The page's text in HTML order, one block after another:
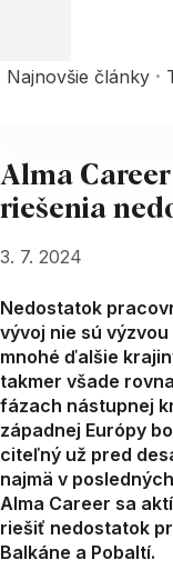
Najnovšie články
Alma
riešenia
3. 7. 2024
Nedostatok
vývoj nie sú
mnohé ďalšie
takmer všade
fázach nástupnej
západnej Európy
citeľný už pred
najmä v
Alma Career sa
riešiť nedostatok
Balkáne a Pobaltí.